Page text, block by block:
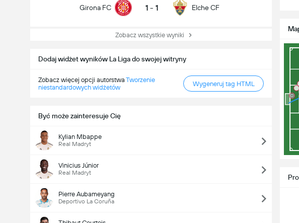
Girona FC 1 - 1 Elche CF
Zobacz wszystkie wyniki
Dodaj widżet wyników La Liga do swojej witryny
Zobacz więcej opcji autorstwa Tworzenie
niestandardowych widżetów
Wygeneruj tag HTML
Być może zainteresuje Cię
Kylian Mbappe
Real Madryt
Vinicius Júnior
Real Madryt
Pierre Aubameyang
Deportivo La Coruña
Liczba goli w meczu (2.5)